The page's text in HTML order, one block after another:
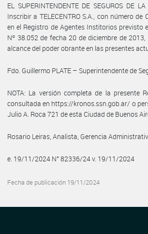
EL SUPERINTENDENTE DE SEGUROS DE LA
Inscribir a TELECENTRO S.A., con número de
en el Registro de Agentes Institorios previsto
Nº 38.052 de fecha 20 de diciembre de
alcance del poder obrante en las presentes
Fdo. Guillermo PLATE – Superintendente de
NOTA: La versión completa de la presente
consultada en https://kronos.ssn.gob.ar/ o
Julio A. Roca 721 de esta Ciudad de Buenos
Rosario Leiras, Analista, Gerencia
e. 19/11/2024 N° 82336/24 v. 19/11/2024
Fecha de publicación 19/11/2024